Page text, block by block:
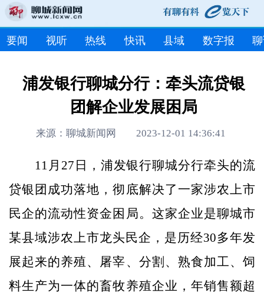
要闻 视听 热线 快讯 县域 数字报
浦发银行聊城分行：牵头流贷银
团解企业发展困局
来源：聊城新闻网 2023-12-01 14:36:41
11月27日，浦发银行聊城分行牵头的流
贷银团成功落地，彻底解决了一家涉农上市
民企的流动性资金困局。这家企业是聊城市
某县域涉农上市龙头民企，是历经30多年发
展起来的养殖、屠宰、分割、熟食加工、饲
料生产为一体的畜牧养殖企业，年销售额超